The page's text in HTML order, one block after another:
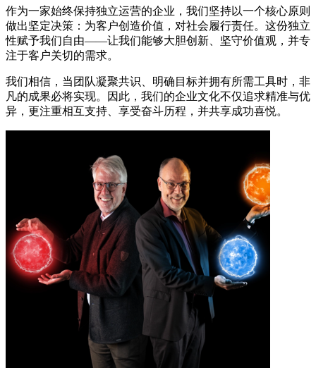
作为一家始终保持独立运营的企业，我们坚持以一个核心原则
做出坚定决策：为客户创造价值，对社会履行责任。这份独立
性赋予我们自由——让我们能够大胆创新、坚守价值观，并专
注于客户关切的需求。
我们相信，当团队凝聚共识、明确目标并拥有所需工具时，非
凡的成果必将实现。因此，我们的企业文化不仅追求精准与优
异，更注重相互支持、享受奋斗历程，并共享成功喜悦。